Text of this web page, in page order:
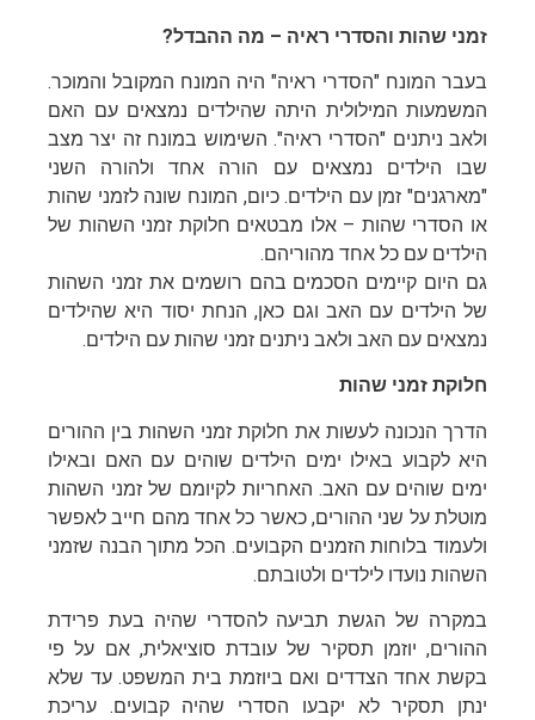
זמני שהות והסדרי ראיה – מה ההבדל?
בעבר המונח "הסדרי ראיה" היה המונח המקובל והמוכר.
המשמעות המילולית היתה שהילדים נמצאים עם האם
ולאב ניתנים "הסדרי ראיה". השימוש במונח זה יצר מצב
שבו הילדים נמצאים עם הורה אחד ולהורה השני
"מארגנים" זמן עם הילדים. כיום, המונח שונה לזמני שהות
או הסדרי שהות – אלו מבטאים חלוקת זמני השהות של
הילדים עם כל אחד מהוריהם.
גם היום קיימים הסכמים בהם רושמים את זמני השהות
של הילדים עם האב וגם כאן, הנחת יסוד היא שהילדים
נמצאים עם האב ולאב ניתנים זמני שהות עם הילדים.
חלוקת זמני שהות
הדרך הנכונה לעשות את חלוקת זמני השהות בין ההורים
היא לקבוע באילו ימים הילדים שוהים עם האם ובאילו
ימים שוהים עם האב. האחריות לקיומם של זמני השהות
מוטלת על שני ההורים, כאשר כל אחד מהם חייב לאפשר
ולעמוד בלוחות הזמנים הקבועים. הכל מתוך הבנה שזמני
השהות נועדו לילדים ולטובתם.
במקרה של הגשת תביעה להסדרי שהיה בעת פרידת
ההורים, יוזמן תסקיר של עובדת סוציאלית, אם על פי
בקשת אחד הצדדים ואם ביוזמת בית המשפט. עד שלא
ינתן תסקיר לא יקבעו הסדרי שהיה קבועים. עריכת